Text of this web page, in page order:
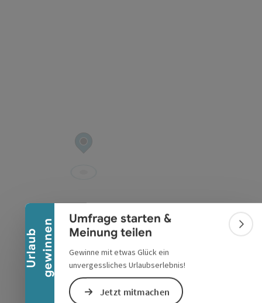
U
r
l
a
u
b
g
e
w
i
n
n
en
Banner einklappen
Umfrage starten &
Meinung teilen
Gewinne mit etwas Glück ein
unvergessliches Urlaubserlebnis!
Jetzt mitmachen